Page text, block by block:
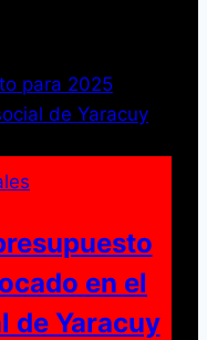
en el
de Yaracuy